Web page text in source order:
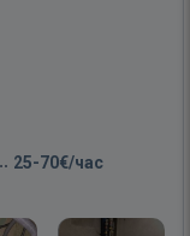
25-70€/час